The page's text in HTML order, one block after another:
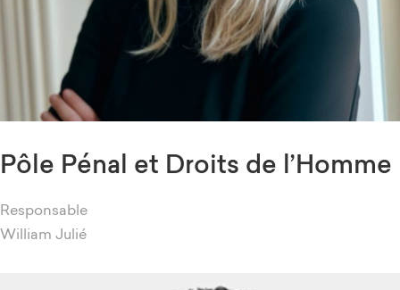
Pôle Pénal et Droits de l’Homme
Responsable
William Julié